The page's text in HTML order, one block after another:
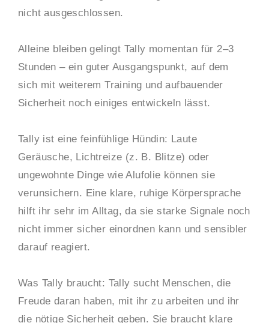
nicht ausgeschlossen.
Alleine bleiben gelingt Tally momentan für 2–3
Stunden – ein guter Ausgangspunkt, auf dem
sich mit weiterem Training und aufbauender
Sicherheit noch einiges entwickeln lässt.
Tally ist eine feinfühlige Hündin: Laute
Geräusche, Lichtreize (z. B. Blitze) oder
ungewohnte Dinge wie Alufolie können sie
verunsichern. Eine klare, ruhige Körpersprache
hilft ihr sehr im Alltag, da sie starke Signale noch
nicht immer sicher einordnen kann und sensibler
darauf reagiert.
Was Tally braucht: Tally sucht Menschen, die
Freude daran haben, mit ihr zu arbeiten und ihr
die nötige Sicherheit geben. Sie braucht klare